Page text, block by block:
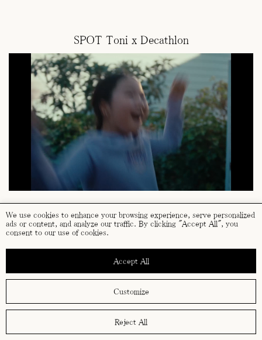
We use cookies to enhance your browsing experience, serve personalized
ads or content, and analyze our traffic. By clicking "Accept All", you
consent to our use of cookies.
Customize
Reject All
Accept All
SPOT Toni x Decathlon
Enviando este formulario aceptas nuestra política de privacidad
términos y condiciones
política de cookies